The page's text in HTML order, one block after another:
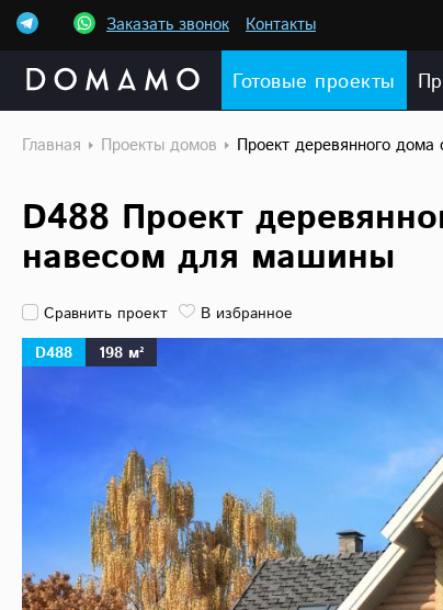
Заказать звонок Контакты
Готовые проекты
Главная Проекты домов Проект деревянного
D488 Проект
навесом для машины
Сравнить проект В избранное
D488
198 м²